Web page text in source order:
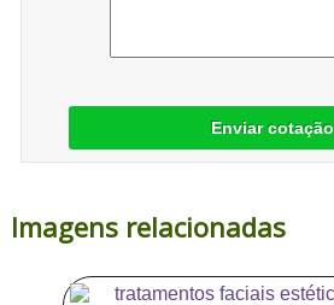
Enviar cotação
Imagens relacionadas